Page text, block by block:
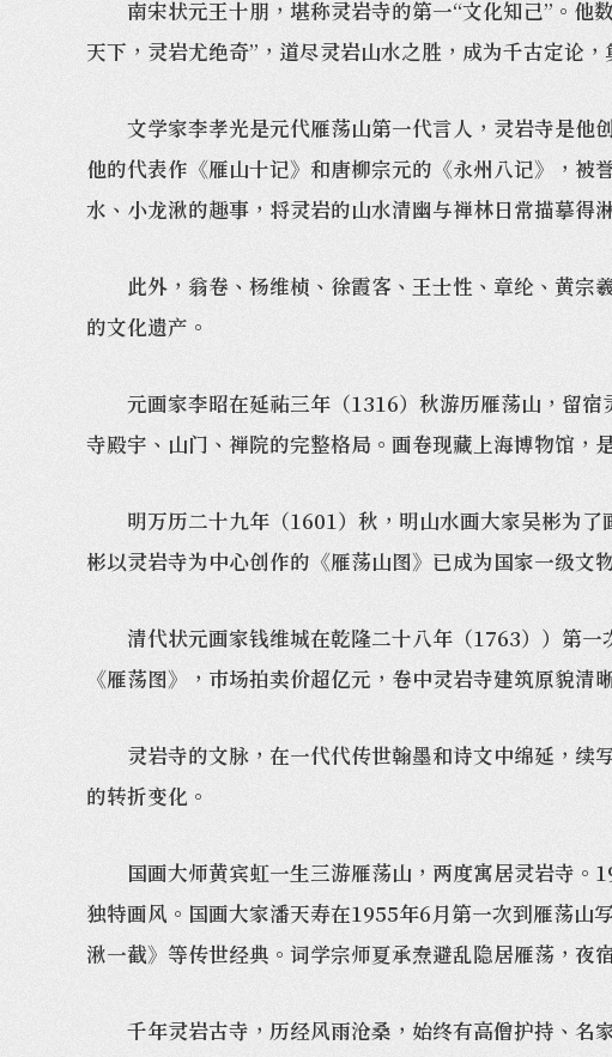
南宋状元王十朋，堪称灵岩寺的第一“文化知己”。他
天下，灵岩尤绝奇”，道尽灵岩山水之胜，成为千古定论
文学家李孝光是元代雁荡山第一代言人，灵岩寺是他创
他的代表作《雁山十记》和唐柳宗元的《永州八记》，被
水、小龙湫的趣事，将灵岩的山水清幽与禅林日常描摹得
此外，翁卷、杨维桢、徐霞客、王士性、章纶、黄宗
的文化遗产。
元画家李昭在延祐三年（1316）秋游历雁荡山，留宿
寺殿宇、山门、禅院的完整格局。画卷现藏上海博物馆，
明万历二十九年（1601）秋，明山水画大家吴彬为了
彬以灵岩寺为中心创作的《雁荡山图》已成为国家一级文
清代状元画家钱维城在乾隆二十八年（1763））第一
《雁荡图》，市场拍卖价超亿元，卷中灵岩寺建筑原貌清
灵岩寺的文脉，在一代代传世翰墨和诗文中绵延，续
的转折变化。
国画大师黄宾虹一生三游雁荡山，两度寓居灵岩寺。
独特画风。国画大家潘天寿在1955年6月第一次到雁荡山
湫一截》等传世经典。词学宗师夏承焘避乱隐居雁荡，夜
千年灵岩古寺，历经风雨沧桑，始终有高僧护持、名